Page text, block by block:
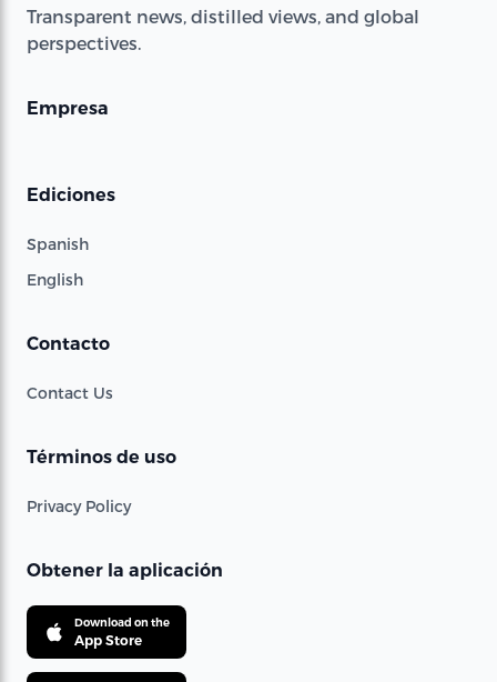
Transparent news, distilled views, and global
perspectives.
Empresa
Ediciones
Spanish
English
Contacto
Contact Us
Términos de uso
Privacy Policy
Obtener la aplicación
Download on the
App Store